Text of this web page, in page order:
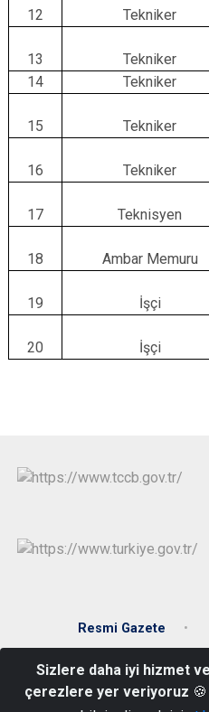
12 Tekniker
13 Tekniker
14
Tekniker
15 Tekniker
16 Tekniker
17 Teknisyen
18 Ambar Memuru
19 İşçi
20 İşçi
Resmi Gazete
Hükümet cad. Hükümet
0(454)
Sizlere daha iyi hizmet
çerezlere yer veriyoruz